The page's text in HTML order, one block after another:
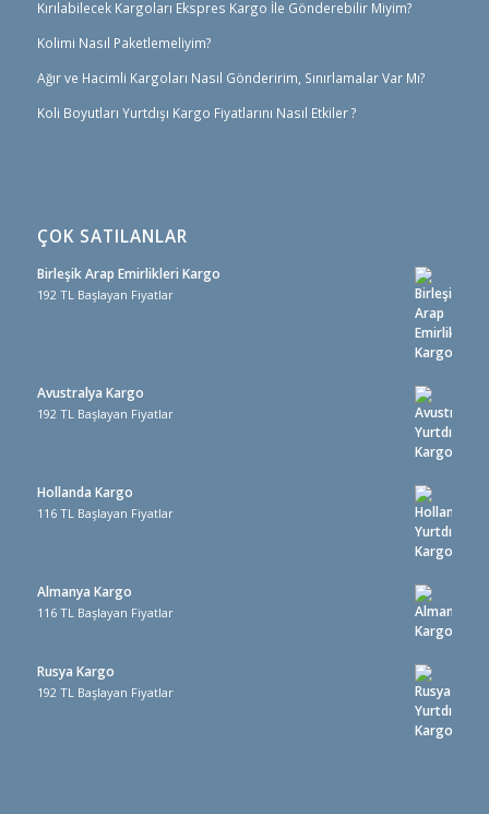
Kırılabilecek Kargoları Ekspres Kargo İle Gönderebilir Miyim?
Kolimi Nasıl Paketlemeliyim?
Ağır ve Hacimli Kargoları Nasıl Gönderirim, Sınırlamalar Var Mı?
Koli Boyutları Yurtdışı Kargo Fiyatlarını Nasıl Etkiler ?
ÇOK SATILANLAR
Birleşik Arap Emirlikleri Kargo
192 TL Başlayan Fiyatlar
Avustralya Kargo
192 TL Başlayan Fiyatlar
Hollanda Kargo
116 TL Başlayan Fiyatlar
Almanya Kargo
116 TL Başlayan Fiyatlar
Rusya Kargo
192 TL Başlayan Fiyatlar